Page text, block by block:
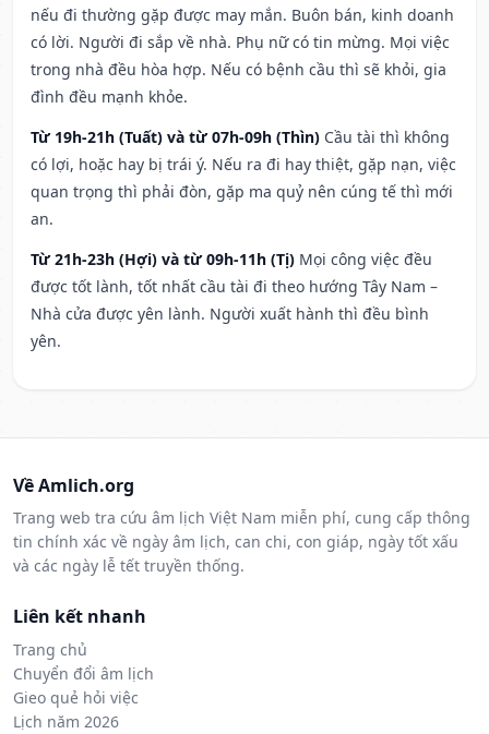
nếu đi thường gặp được may mắn. Buôn bán, kinh doanh
có lời. Người đi sắp về nhà. Phụ nữ có tin mừng. Mọi việc
trong nhà đều hòa hợp. Nếu có bệnh cầu thì sẽ khỏi, gia
đình đều mạnh khỏe.
Từ 19h-21h (Tuất) và từ 07h-09h (Thìn) Cầu tài thì không
có lợi, hoặc hay bị trái ý. Nếu ra đi hay thiệt, gặp nạn, việc
quan trọng thì phải đòn, gặp ma quỷ nên cúng tế thì mới
an.
Từ 21h-23h (Hợi) và từ 09h-11h (Tị) Mọi công việc đều
được tốt lành, tốt nhất cầu tài đi theo hướng Tây Nam –
Nhà cửa được yên lành. Người xuất hành thì đều bình
yên.
Về Amlich.org
Trang web tra cứu âm lịch Việt Nam miễn phí, cung cấp thông
tin chính xác về ngày âm lịch, can chi, con giáp, ngày tốt xấu
và các ngày lễ tết truyền thống.
Liên kết nhanh
Trang chủ
Chuyển đổi âm lịch
Gieo quẻ hỏi việc
Lịch năm 2026